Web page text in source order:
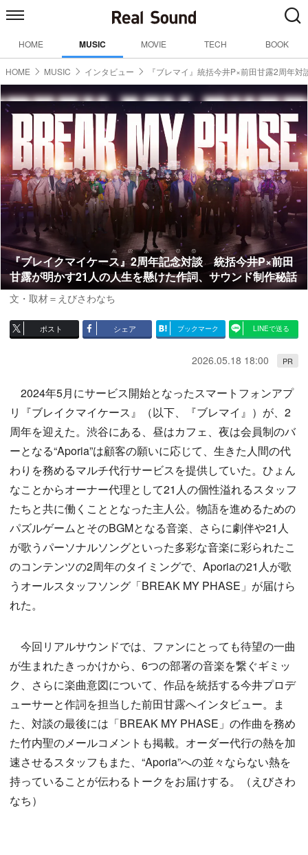
HOME MUSIC MOVIE TECH BOOK
HOME MUSIC インタビュー 『ブレマイ』統括今井P×前田甘露2周年対
『ブレイクマイケース』2周年記念対談 統括今井P×前田
甘露が明かす21人の人生を懸けた作詞、サウンド制作秘話
文・取材＝えびさわなち
ポスト シェア ブックマーク LINEで送る
2026.05.18 18:00 PR
2024年5月にサービス開始となったスマートフォンアプ
リ『ブレイクマイケース』（以下、『ブレマイ』）が、2
周年を迎えた。渋谷にある、昼はカフェ、夜は会員制のバ
ーとなる“Aporia”は顧客の願いに応じて、生きた人間の代
わりを務めるマルチ代行サービスを提供していた。ひょん
なことからオーナー代理として21人の個性溢れるスタッフ
たちと共に働くこととなった主人公。物語を進めるための
パズルゲームとそのBGMとなる音楽、さらに劇伴や21人
が歌うパーソナルソングといった多彩な音楽に彩られたこ
のコンテンツの2周年のタイミングで、Aporiaの21人が歌
うオールスタッフソング「BREAK MY PHASE」が届けら
れた。
今回リアルサウンドでは、ファンにとっても待望の一曲
が生まれたきっかけから、6つの部署の音楽を繋ぐギミッ
ク、さらに楽曲意図について、作品を統括する今井プロデ
ューサーと作詞を担当した前田甘露へインタビュー。ま
た、対談の最後には「BREAK MY PHASE」の作曲を務め
た竹内聖のメールコメントも掲載。オーダー代行の熱を加
速させるスタッフもまた、“Aporia”への並々ならない熱を
持っていることが伝わるトークをお届けする。（えびさわ
なち）